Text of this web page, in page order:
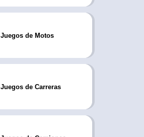
Juegos de Motos
Juegos de Carreras